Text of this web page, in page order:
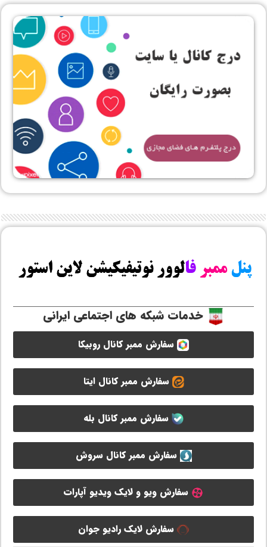
خدمات شبکه های اجتماعی ایرانی
سفارش ممبر کانال روبیکا
سفارش ممبر کانال ایتا
سفارش ممبر کانال بله
سفارش ممبر کانال سروش
سفارش ویو و لایک ویدیو آپارات
سفارش لایک رادیو جوان